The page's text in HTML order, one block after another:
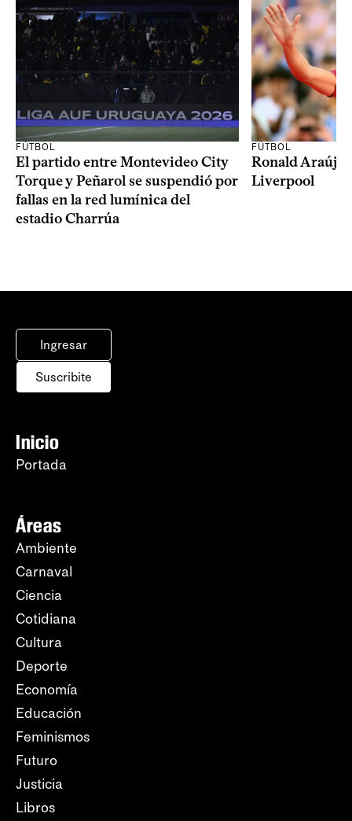
FÚTBOL
El partido entre Montevideo City
Torque y Peñarol se suspendió por
fallas en la red lumínica del
estadio Charrúa
FÚTBOL
Ronald Araújo
Liverpool
Ingresar
Suscribite
Inicio
Portada
Áreas
Ambiente
Carnaval
Ciencia
Cotidiana
Cultura
Deporte
Economía
Educación
Feminismos
Futuro
Justicia
Libros